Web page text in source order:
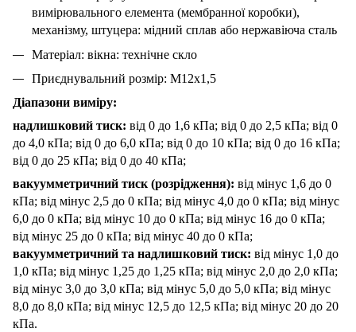
вимірювального елемента (мембранної коробки),
механізму, штуцера: мідний сплав або нержавіюча сталь
Матеріал: вікна: технічне скло
Приєднувальний розмір: М12х1,5
Діапазони виміру:
надлишковий тиск: від 0 до 1,6 кПа; від 0 до 2,5 кПа; від 0
до 4,0 кПа; від 0 до 6,0 кПа; від 0 до 10 кПа; від 0 до 16 кПа;
від 0 до 25 кПа; від 0 до 40 кПа;
вакуумметричний тиск (розрідження): від мінус 1,6 до 0
кПа; від мінус 2,5 до 0 кПа; від мінус 4,0 до 0 кПа; від мінус
6,0 до 0 кПа; від мінус 10 до 0 кПа; від мінус 16 до 0 кПа;
від мінус 25 до 0 кПа; від мінус 40 до 0 кПа;
вакуумметричний та надлишковий тиск: від мінус 1,0 до
1,0 кПа; від мінус 1,25 до 1,25 кПа; від мінус 2,0 до 2,0 кПа;
від мінус 3,0 до 3,0 кПа; від мінус 5,0 до 5,0 кПа; від мінус
8,0 до 8,0 кПа; від мінус 12,5 до 12,5 кПа; від мінус 20 до 20
кПа.